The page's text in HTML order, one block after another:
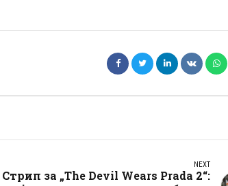
NEXT
за „The Devil Wears Prada 2“: